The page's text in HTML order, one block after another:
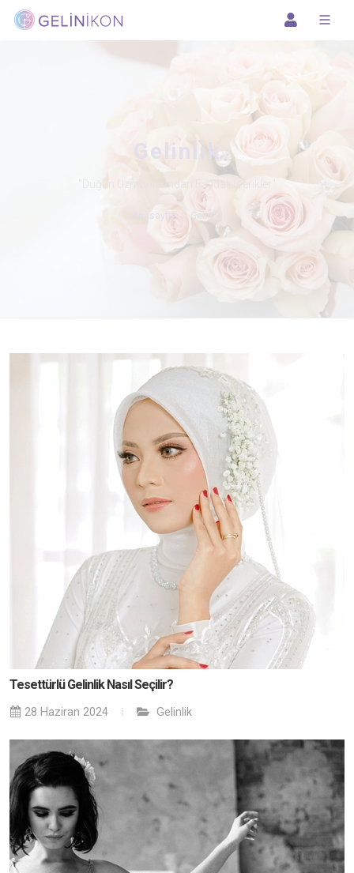
Gelinlik
"Düğün Uzmanlarından Faydalı İçerikler"
Anasayfa Gelinlik
Tesettürlü Gelinlik Nasıl Seçilir?
28 Haziran 2024 Gelinlik